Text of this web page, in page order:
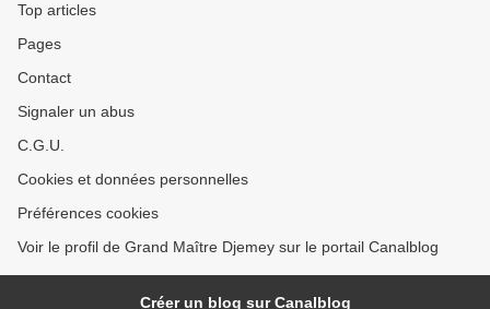
Top articles
Pages
Contact
Signaler un abus
C.G.U.
Cookies et données personnelles
Préférences cookies
Voir le profil de Grand Maître Djemey sur le portail Canalblog
Créer un blog sur Canalblog